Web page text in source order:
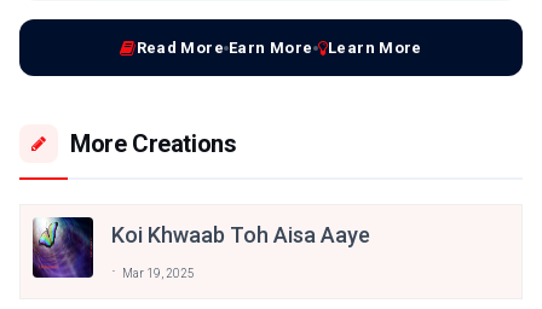
Read More Earn More Learn More
More Creations
Koi Khwaab Toh Aisa Aaye
Mar 19, 2025